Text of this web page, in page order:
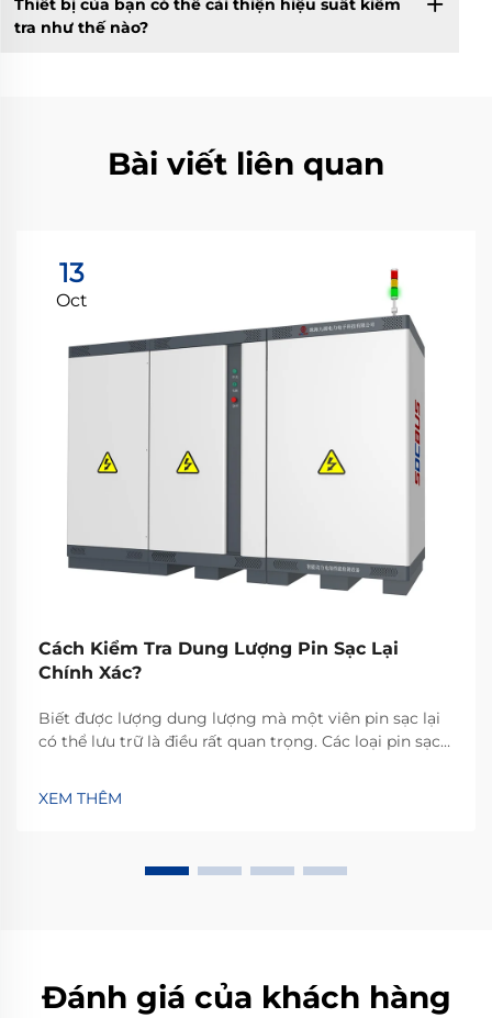
tra như thế nào?
Bài viết liên quan
13
Oct
Cách Kiểm Tra Dung Lượng Pin Sạc Lại
Chính Xác?
Biết được lượng dung lượng mà một viên pin sạc lại
có thể lưu trữ là điều rất quan trọng. Các loại pin sạc
do đó việc xác định chính xác lượng điện năng mà
chúng có thể cung cấp để vận hành thiết bị là yếu tố
XEM THÊM
Đánh giá của khách hàng